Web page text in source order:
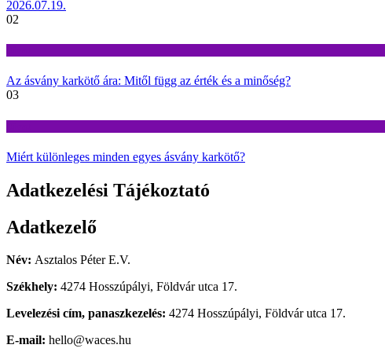
2026.07.19.
02
Az ásvány karkötő ára: Mitől függ az érték és a minőség?
03
Miért különleges minden egyes ásvány karkötő?
Adatkezelési Tájékoztató
Adatkezelő
Név: Asztalos Péter E.V.
Székhely: 4274 Hosszúpályi, Földvár utca 17.
Levelezési cím, panaszkezelés: 4274 Hosszúpályi, Földvár utca 17.
E-mail: hello@waces.hu